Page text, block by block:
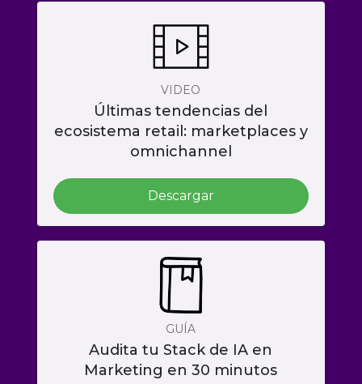
VIDEO
Últimas tendencias del
ecosistema retail: marketplaces y
omnichannel
Descargar
GUÍA
Audita tu Stack de IA en
Marketing en 30 minutos